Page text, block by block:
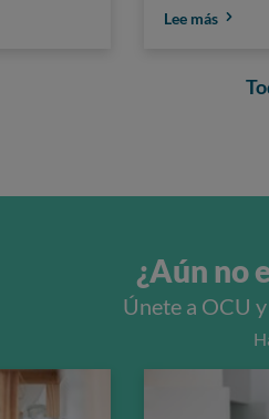
Lee más
¿Aún no
Únete a OCU